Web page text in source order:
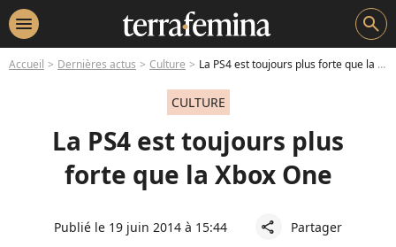
menu search
Accueil Dernières actus Culture La PS4 est toujours plus forte que la Xbox One
CULTURE
La PS4 est toujours plus
forte que la Xbox One
Publié le 19 juin 2014 à 15:44 share Partager